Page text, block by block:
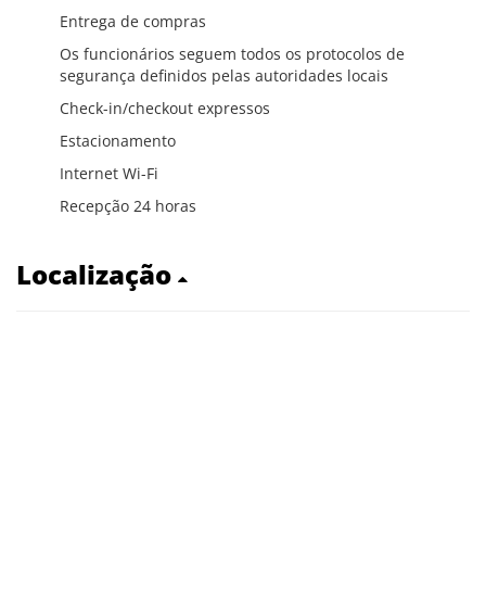
Entrega de compras
Os funcionários seguem todos os protocolos de
segurança definidos pelas autoridades locais
Check-in/checkout expressos
Estacionamento
Internet Wi-Fi
Recepção 24 horas
Localização